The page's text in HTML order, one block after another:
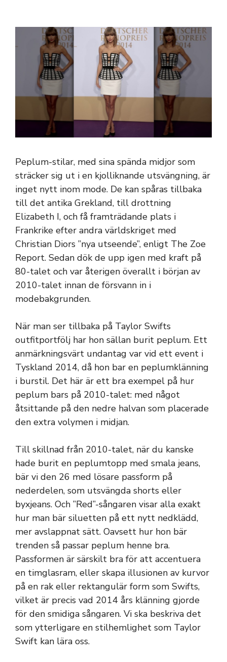
Peplum-stilar, med sina spända midjor som
sträcker sig ut i en kjolliknande utsvängning, är
inget nytt inom mode. De kan spåras tillbaka
till det antika Grekland, till drottning
Elizabeth I, och få framträdande plats i
Frankrike efter andra världskriget med
Christian Diors ”nya utseende”, enligt The Zoe
Report. Sedan dök de upp igen med kraft på
80-talet och var återigen överallt i början av
2010-talet innan de försvann in i
modebakgrunden.
När man ser tillbaka på Taylor Swifts
outfitportfölj har hon sällan burit peplum. Ett
anmärkningsvärt undantag var vid ett event i
Tyskland 2014, då hon bar en peplumklänning
i burstil. Det här är ett bra exempel på hur
peplum bars på 2010-talet: med något
åtsittande på den nedre halvan som placerade
den extra volymen i midjan.
Till skillnad från 2010-talet, när du kanske
hade burit en peplumtopp med smala jeans,
bär vi den 26 med lösare passform på
nederdelen, som utsvängda shorts eller
byxjeans. Och ”Red”-sångaren visar alla exakt
hur man bär siluetten på ett nytt nedklädd,
mer avslappnat sätt. Oavsett hur hon bär
trenden så passar peplum henne bra.
Passformen är särskilt bra för att accentuera
en timglasram, eller skapa illusionen av kurvor
på en rak eller rektangulär form som Swifts,
vilket är precis vad 2014 års klänning gjorde
för den smidiga sångaren. Vi ska beskriva det
som ytterligare en stilhemlighet som Taylor
Swift kan lära oss.